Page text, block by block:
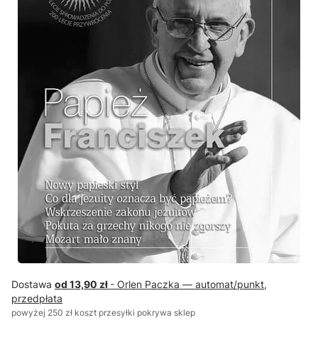
Dostawa od 13,90 zł - Orlen Paczka — automat/punkt,
przedpłata
powyżej 250 zł koszt przesyłki pokrywa sklep